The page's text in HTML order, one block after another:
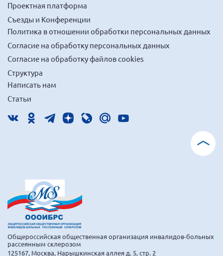
Ярославская область
Проектная платформа
Съезды и Конференции
Политика в отношении обработки персональных данных
Согласие на обработку персональных данных
Согласие на обработку файлов cookies
Структура
Написать нам
Статьи
Общероссийская общественная организация инвалидов-больных
рассеянным склерозом
125167, Москва, Нарышкинская аллея д. 5, стр. 2